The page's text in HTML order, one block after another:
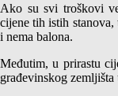
Ako su svi troškovi
cijene tih istih
i nema balona.
Međutim, u prirastu
građevinskog zemljišta